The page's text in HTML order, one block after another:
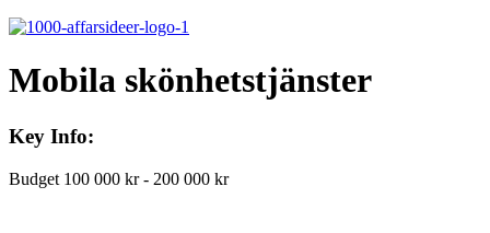
Mobila skönhetstjänster
Key Info:
Budget 100 000 kr - 200 000 kr